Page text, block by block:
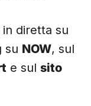
in diretta su
su NOW, sul
e sul sito